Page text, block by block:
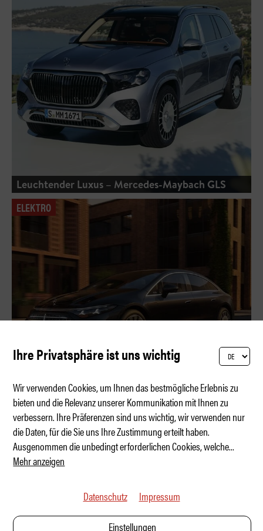
Leuchtender Luxus – Mercedes-Maybach GLS
ELEKTRO
926 Kilometer – die neue Benchmark
Ihre Privatsphäre ist uns wichtig
Wir verwenden Cookies, um Ihnen das bestmögliche Erlebnis zu
bieten und die Relevanz unserer Kommunikation mit Ihnen zu
verbessern. Ihre Präferenzen sind uns wichtig, wir verwenden nur
die Daten, für die Sie uns Ihre Zustimmung erteilt haben.
Ausgenommen die unbedingt erforderlichen Cookies, welche...
Mehr anzeigen
Datenschutz Impressum
Einstellungen